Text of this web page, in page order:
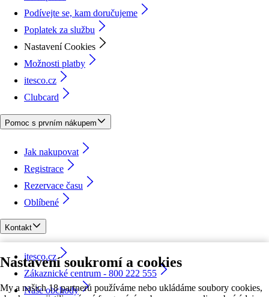
Nastavení soukromí a cookies
My a našich 18 partnerů používáme nebo ukládáme soubory cookies,
Podívejte se, kam doručujeme
Poplatek za službu
Nastavení Cookies
Možnosti platby
itesco.cz
Clubcard
Pomoc s prvním nákupem
Jak nakupovat
Registrace
Rezervace času
Oblíbené
Kontakt
itesco.cz
Zákaznické centrum - 800 222 555
Naše obchody